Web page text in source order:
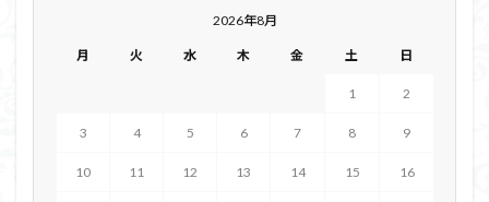
2026年8月
月 火 水 木 金 土 日
1 2
3 4 5 6 7 8 9
10 11 12 13 14 15 16